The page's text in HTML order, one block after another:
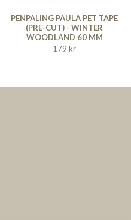
PENPALING PAULA PET TAPE
(PRE-CUT) - WINTER
WOODLAND 60 MM
179 kr